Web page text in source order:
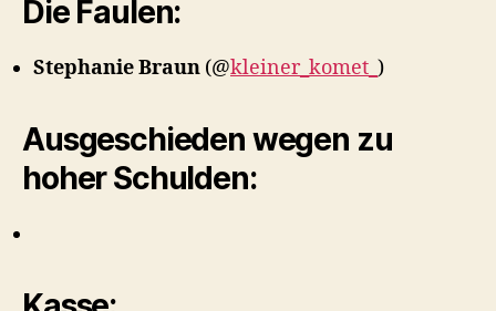
Die Faulen:
Stephanie Braun (@kleiner_komet_ )
Ausgeschieden wegen zu
hoher Schulden: